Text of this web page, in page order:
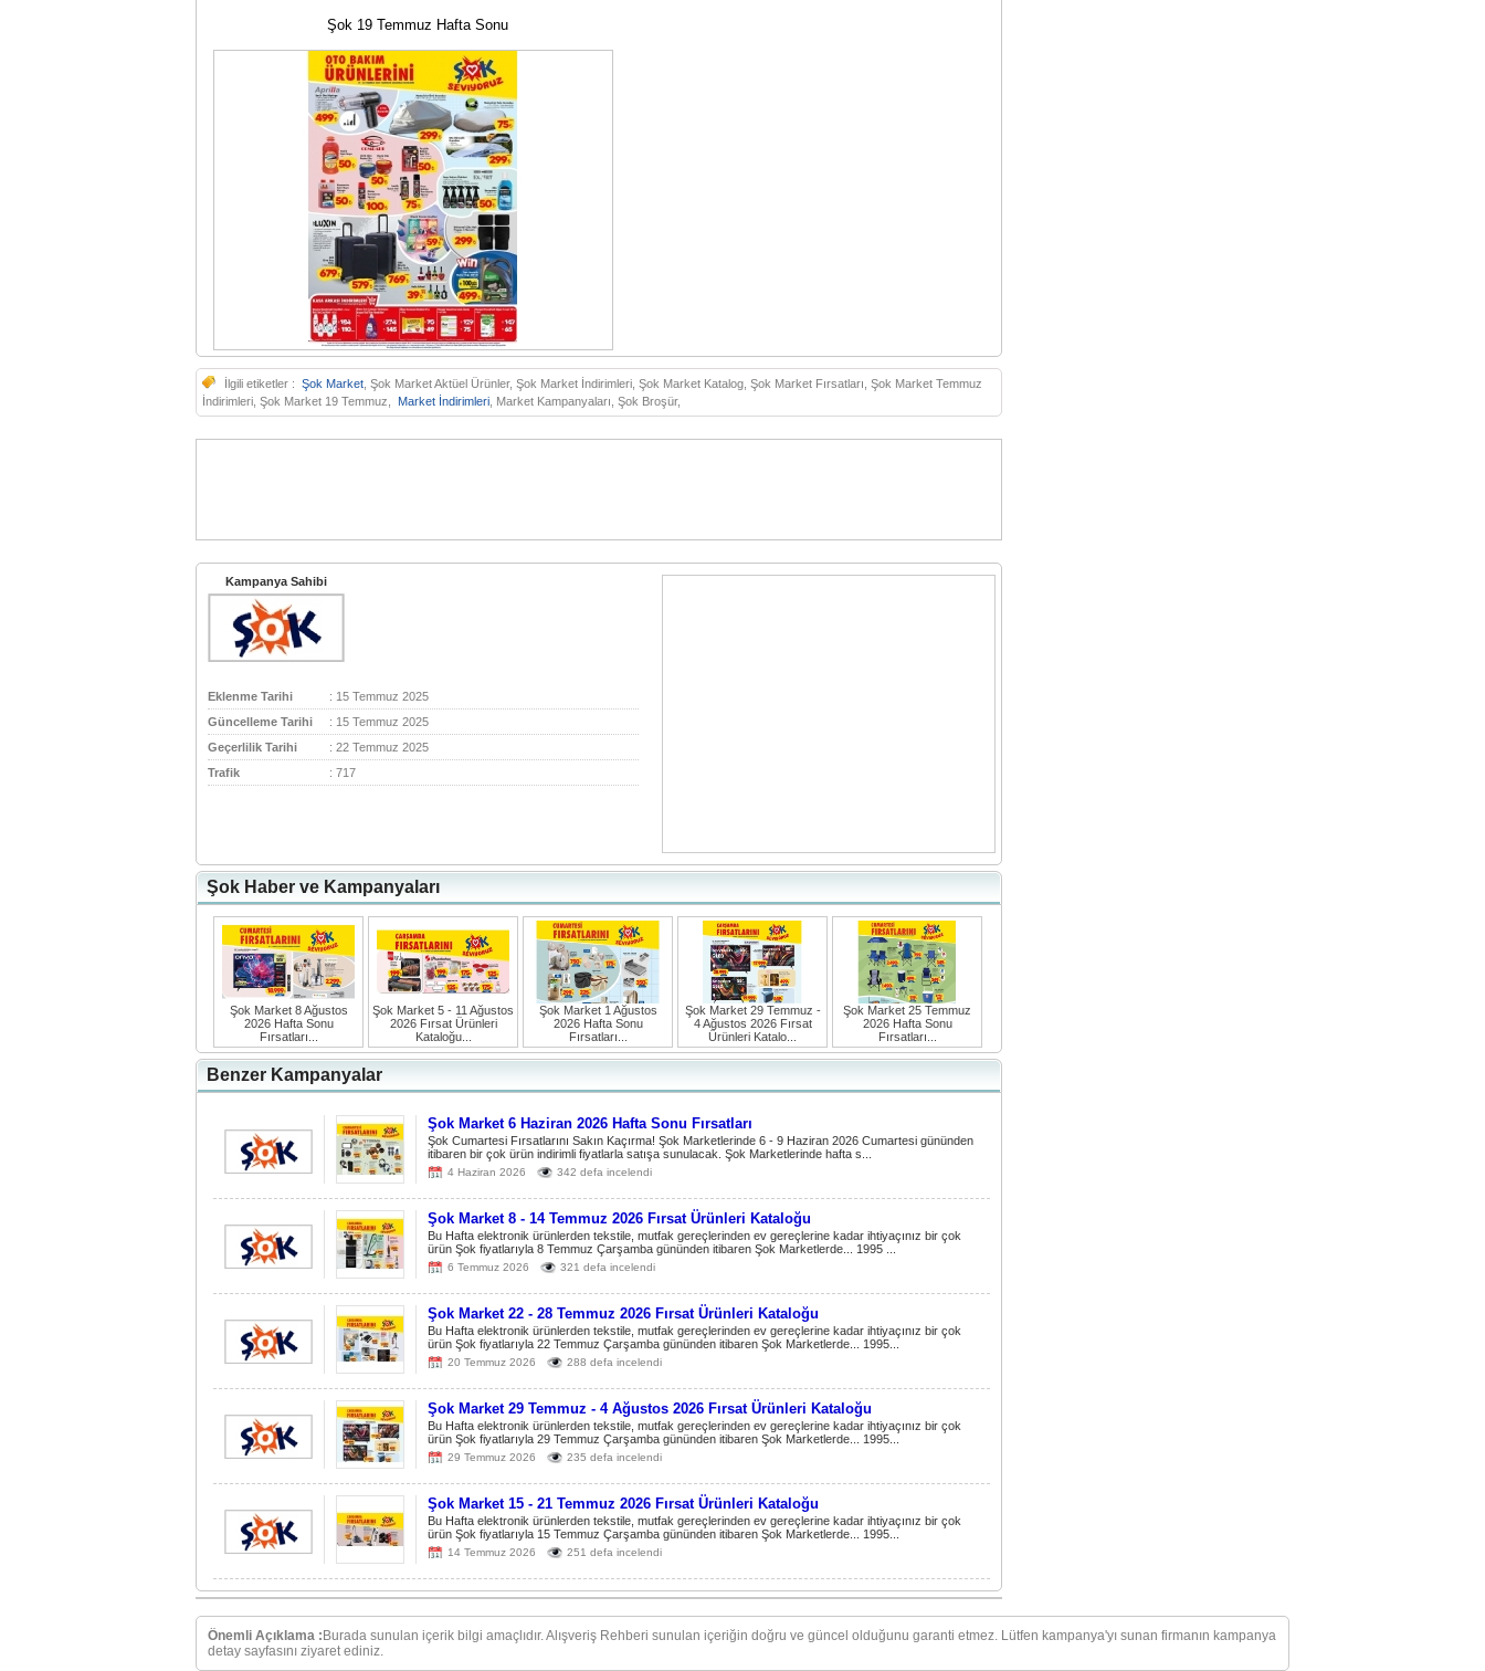
Şok 19 Temmuz Hafta Sonu
İlgili etiketler : Şok Market , Şok Market Aktüel Ürünler, Şok Market İndirimleri, Şok Market Katalog, Şok Market Fırsatları, Şok Market Temmuz
İndirimleri, Şok Market 19 Temmuz,
Market İndirimleri , Market Kampanyaları, Şok Broşür,
Kampanya Sahibi
Eklenme Tarihi
: 15 Temmuz 2025
Güncelleme Tarihi
: 15 Temmuz 2025
Geçerlilik Tarihi
: 22 Temmuz 2025
Trafik
: 717
Şok Haber ve Kampanyaları
Şok Market 8 Ağustos
2026 Hafta Sonu
Fırsatları...
Şok Market 5 - 11 Ağustos
2026 Fırsat Ürünleri
Kataloğu...
Şok Market 1 Ağustos
2026 Hafta Sonu
Fırsatları...
Şok Market 29 Temmuz -
4 Ağustos 2026 Fırsat
Ürünleri Katalo...
Şok Market 25 Temmuz
2026 Hafta Sonu
Fırsatları...
Benzer Kampanyalar
Şok Market 6 Haziran 2026 Hafta Sonu Fırsatları
Şok Cumartesi Fırsatlarını Sakın Kaçırma! Şok Marketlerinde 6 - 9 Haziran 2026 Cumartesi gününden
itibaren bir çok ürün indirimli fiyatlarla satışa sunulacak. Şok Marketlerinde hafta s...
4 Haziran 2026 342 defa incelendi
Şok Market 8 - 14 Temmuz 2026 Fırsat Ürünleri Kataloğu
Bu Hafta elektronik ürünlerden tekstile, mutfak gereçlerinden ev gereçlerine kadar ihtiyaçınız bir çok
ürün Şok fiyatlarıyla 8 Temmuz Çarşamba gününden itibaren Şok Marketlerde... 1995 ...
6 Temmuz 2026 321 defa incelendi
Şok Market 22 - 28 Temmuz 2026 Fırsat Ürünleri Kataloğu
Bu Hafta elektronik ürünlerden tekstile, mutfak gereçlerinden ev gereçlerine kadar ihtiyaçınız bir çok
ürün Şok fiyatlarıyla 22 Temmuz Çarşamba gününden itibaren Şok Marketlerde... 1995...
20 Temmuz 2026 288 defa incelendi
Şok Market 29 Temmuz - 4 Ağustos 2026 Fırsat Ürünleri Kataloğu
Bu Hafta elektronik ürünlerden tekstile, mutfak gereçlerinden ev gereçlerine kadar ihtiyaçınız bir çok
ürün Şok fiyatlarıyla 29 Temmuz Çarşamba gününden itibaren Şok Marketlerde... 1995...
29 Temmuz 2026 235 defa incelendi
Şok Market 15 - 21 Temmuz 2026 Fırsat Ürünleri Kataloğu
Bu Hafta elektronik ürünlerden tekstile, mutfak gereçlerinden ev gereçlerine kadar ihtiyaçınız bir çok
ürün Şok fiyatlarıyla 15 Temmuz Çarşamba gününden itibaren Şok Marketlerde... 1995...
14 Temmuz 2026 251 defa incelendi
Önemli Açıklama : Burada sunulan içerik bilgi amaçlıdır. Alışveriş Rehberi sunulan içeriğin doğru ve güncel olduğunu garanti etmez. Lütfen kampanya'yı sunan firmanın kampanya
detay sayfasını ziyaret ediniz.